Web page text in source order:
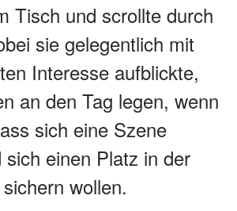
Tisch und scrollte durch
sie gelegentlich mit
Interesse aufblickte,
an den Tag legen, wenn
sich eine Szene
sich einen Platz in der
wollen.